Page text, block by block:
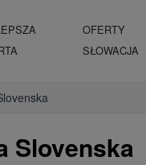
OFERTY
SŁOWACJA
Slovenska